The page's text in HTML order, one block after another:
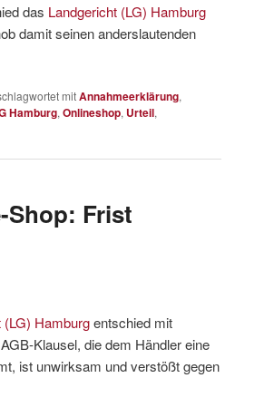
das Landgericht (LG) Hamburg
damit seinen anderslautenden
mitAnnahmeerklärung,
Hamburg, Onlineshop, Urteil,
Shop: Frist
(LG) Hamburgentschied mit
Klausel, die dem Händler eine
ist unwirksam und verstößt gegen